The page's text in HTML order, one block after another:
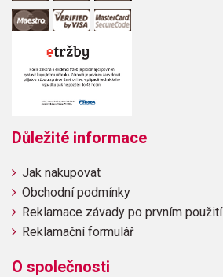
Důležité informace
Jak nakupovat
Obchodní podmínky
Reklamace závady po prvním použití
Reklamační formulář
O společnosti